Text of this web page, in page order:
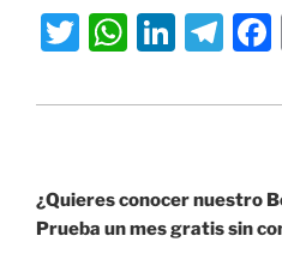
T
itt
W
at
A
p
Li
k
dI
n
T
e
a
m
¿Quieres conocer nuestro
Prueba un mes gratis sin